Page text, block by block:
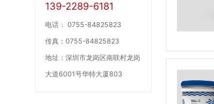
139-2289-6181
电话： 0755-84825823
传真： 0755-84825823
地址： 深圳市龙岗区南联村龙岗
大道6001号华特大厦803